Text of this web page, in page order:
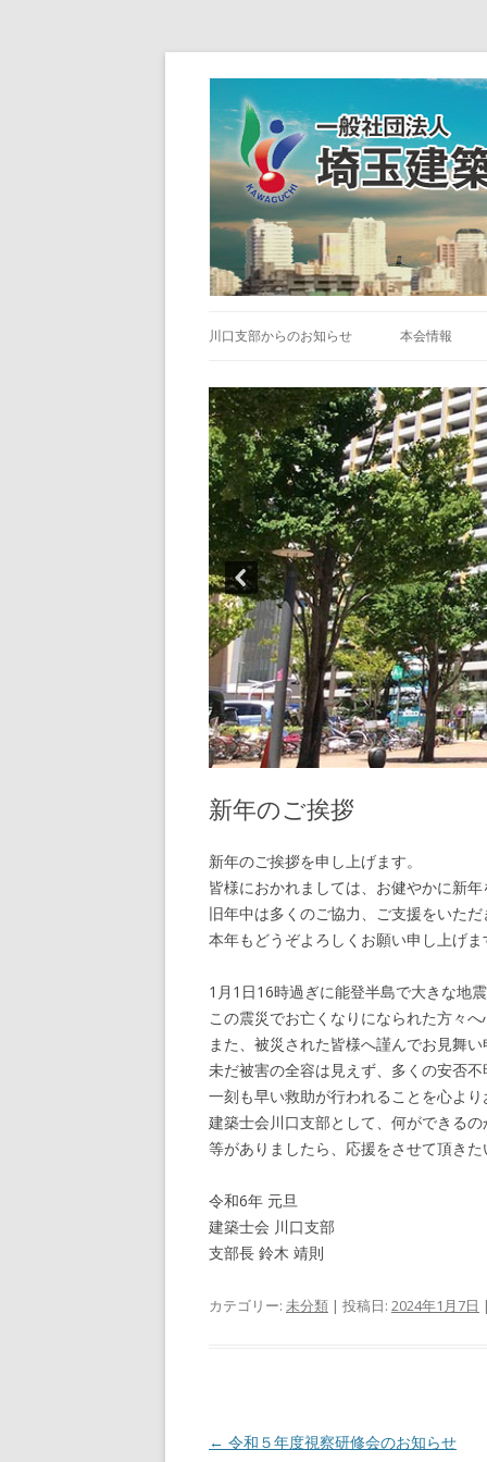
川口支部からのお知らせ 本会情報
新年のご挨拶
新年のご挨拶を申し上げます。
皆様におかれましては、お健やかに新年
旧年中は多くのご協力、ご支援をいただ
本年もどうぞよろしくお願い申し上げま
1月1日16時過ぎに能登半島で大きな地震
この震災でお亡くなりになられた方々へ
また、被災された皆様へ謹んでお見舞い
未だ被害の全容は見えず、多くの安否不
一刻も早い救助が行われることを心より
建築士会川口支部として、何ができる
等がありましたら、応援をさせて頂き
令和6年 元旦
建築士会 川口支部
支部長 鈴木 靖則
カテゴリー: 未分類 | 投稿日: 2024年1月7日 |
投
← 令和５年度視察研修会のお知らせ